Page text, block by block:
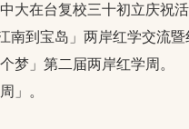
大在台复校三十初立庆祝活
到宝岛」两岸红学交流暨
梦」第二届两岸红学周。
」。